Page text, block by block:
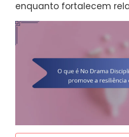
enquanto fortalecem